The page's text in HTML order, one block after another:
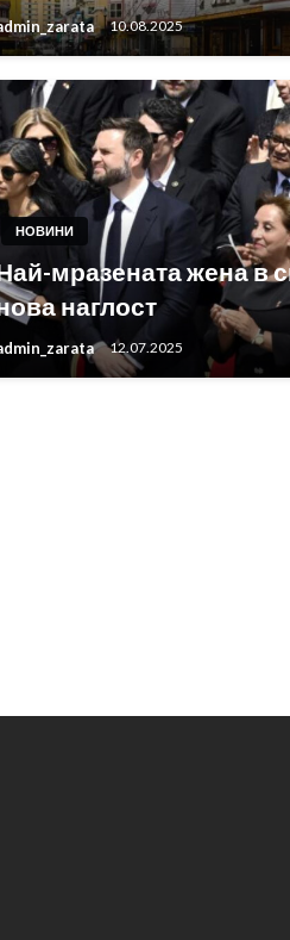
10.08.2025
НОВИНИ
мразената жена в
наглост
12.07.2025